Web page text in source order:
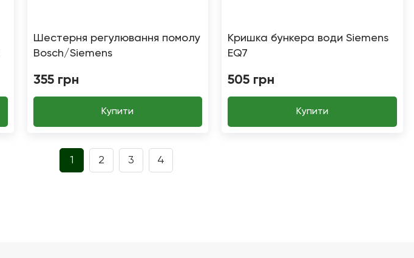
Шестерня регулювання помолу
Bosch/Siemens
355 грн
Купити
Кришка бункера води Siemens
EQ7
505 грн
Купити
1 2 3 4